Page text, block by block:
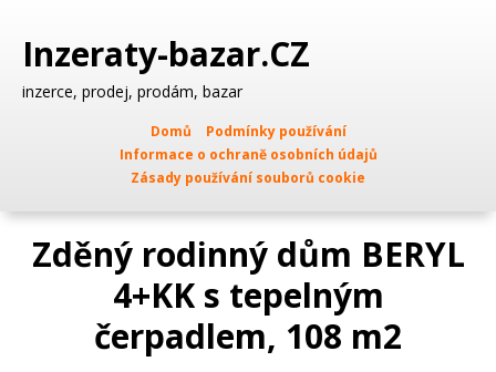
Inzeraty-bazar.CZ
inzerce, prodej, prodám, bazar
Domů
Podmínky používání
Informace o ochraně osobních údajů
Zásady používání souborů cookie
Zděný rodinný dům BERYL
4+KK s tepelným
čerpadlem, 108 m2